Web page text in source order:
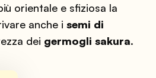
orientale e sfiziosa la
anche i semi di
dei germogli sakura.